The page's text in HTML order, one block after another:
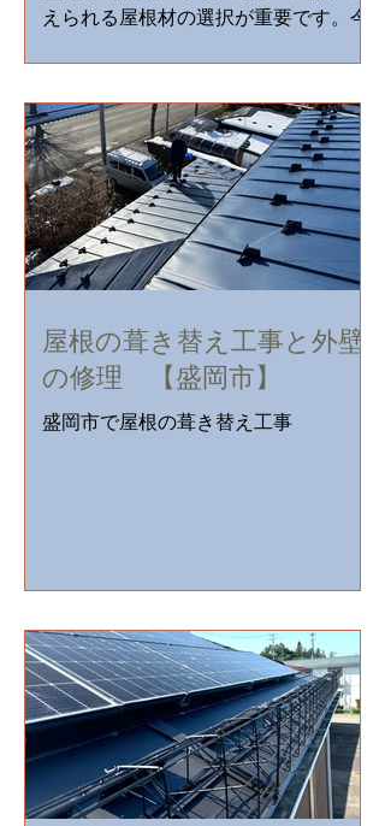
えられる屋根材の選択が重要です。今
めのものでした。さらに、屋根材の交
換だけでなく、雨樋の修理や野地板
の...
屋根の葺き替え工事と外壁
の修理 【盛岡市】
盛岡市で屋根の葺き替え工事